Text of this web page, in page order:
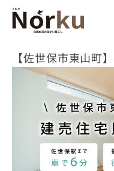
【佐世保市東山町